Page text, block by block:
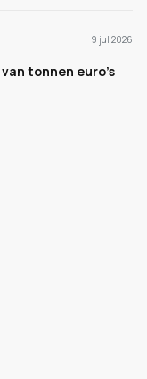
9 jul 2026
tonnen euro's